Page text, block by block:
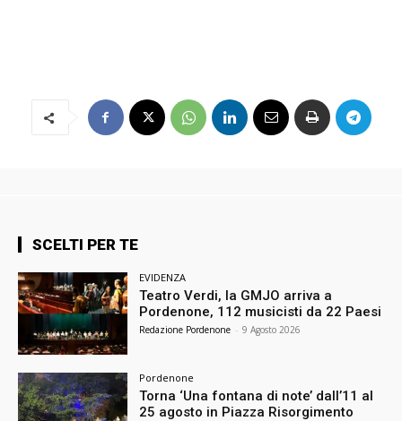
SCELTI PER TE
EVIDENZA
Teatro Verdi, la GMJO arriva a
Pordenone, 112 musicisti da 22 Paesi
Redazione Pordenone - 9 Agosto 2026
Pordenone
Torna ‘Una fontana di note’ dall’11 al
25 agosto in Piazza Risorgimento